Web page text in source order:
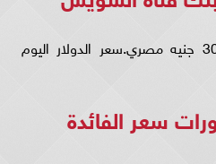
سعر الدولار اليوم للشراء30.85 جنيه مصري.سعر الدولار اليوم
سعر الفائدة